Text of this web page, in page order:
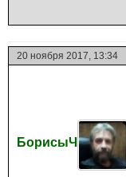
20 ноября 2017, 13:34
БорисыЧ